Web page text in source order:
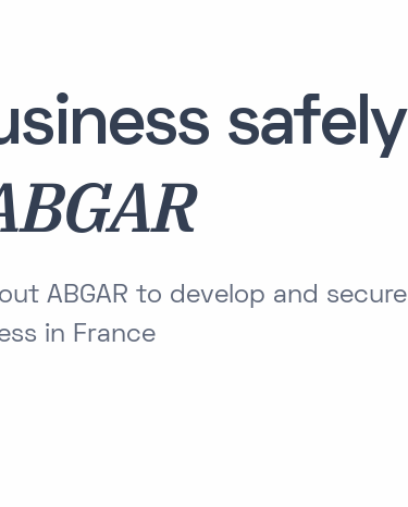
safely
ABGAR to develop and secure
in France